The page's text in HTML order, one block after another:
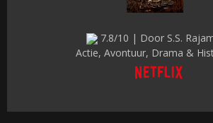
7.8/10 | Door S.S.
Actie, Avontuur, Drama &